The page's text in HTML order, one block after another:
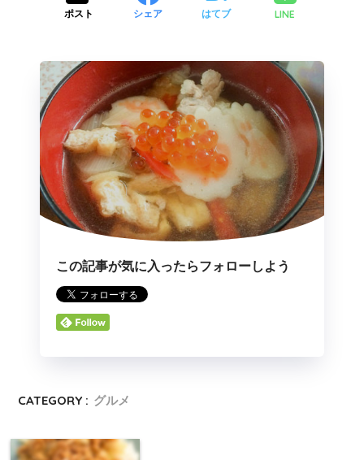
ポスト シェア はてブ LINE
この記事が気に入ったらフォローしよう
CATEGORY : グルメ